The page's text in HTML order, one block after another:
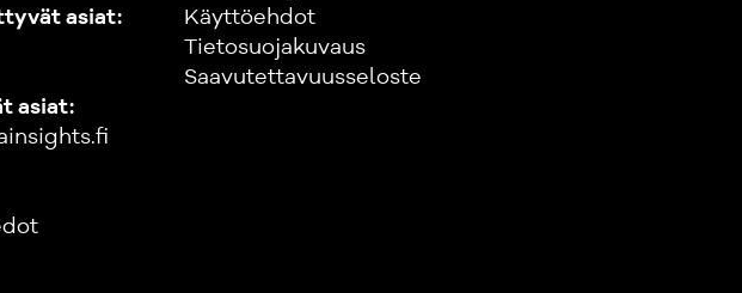
asiat:
asiat:
Käyttöehdot
Tietosuojakuvaus
Saavutettavuusseloste